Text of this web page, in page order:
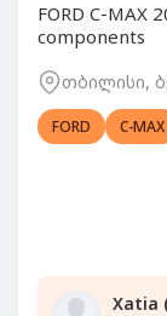
FORD C-MAX
components
თბილისი,
FORD C-MAX
Xatia